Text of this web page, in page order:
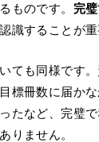
ものです。 完
識することが重
ても同様です
標冊数に届か
たなど、完璧
りません。